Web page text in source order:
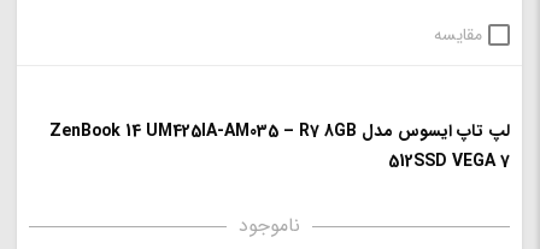
مقایسه
لپ تاپ ایسوس مدل ZenBook 14 UM425IA-AM035 – R7 8GB
512SSD VEGA 7
ناموجود